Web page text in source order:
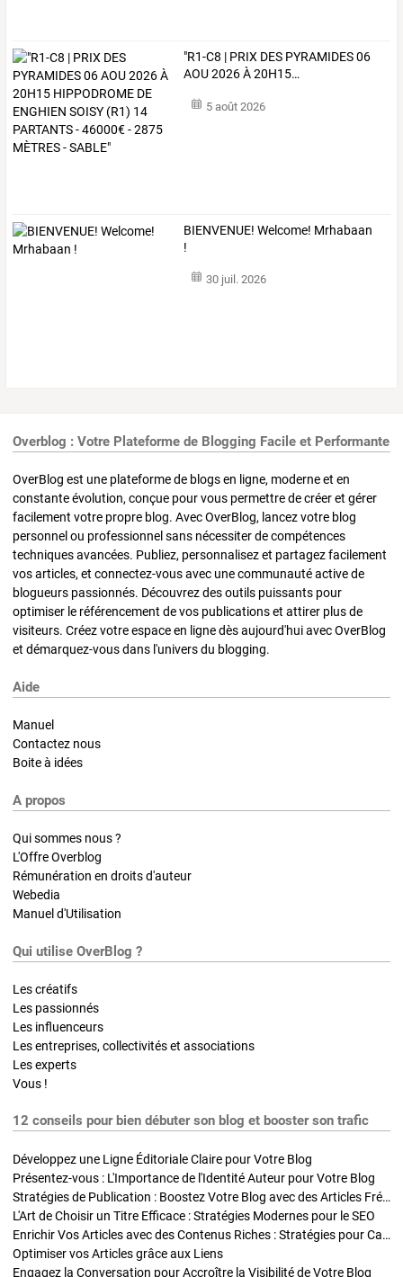
"R1-C8 | PRIX DES PYRAMIDES06
AOU2026À20H15…
5 août 2026
BIENVENUE! Welcome! Mrhabaan
!
30 juil. 2026
Overblog : Votre Plateforme de Blogging Facile et Performante
OverBlog est une plateforme de blogs en ligne, moderne et en
constante évolution, conçue pour vous permettre de créer et gérer
facilement votre propre blog. Avec OverBlog, lancez votre blog
personnel ou professionnel sans nécessiter de compétences
techniques avancées. Publiez, personnalisez et partagez facilement
vos articles, et connectez-vous avec une communauté active de
blogueurs passionnés. Découvrez des outils puissants pour
optimiser le référencement de vos publications et attirer plus de
visiteurs. Créez votre espace en ligne dès aujourd'hui avec OverBlog
et démarquez-vous dans l'univers du blogging.
Aide
Manuel
Contactez nous
Boite à idées
A propos
Qui sommes nous ?
L'Offre Overblog
Rémunération en droits d'auteur
Webedia
Manuel d'Utilisation
Qui utilise OverBlog ?
Les créatifs
Les passionnés
Les influenceurs
Les entreprises, collectivités et associations
Les experts
Vous !
12 conseils pour bien débuter son blog et booster son trafic
Développez une Ligne Éditoriale Claire pour Votre Blog
Présentez-vous : L'Importance de l'Identité Auteur pour Votre Blog
Stratégies de Publication : Boostez Votre Blog avec des Articles Fréquents et Exclusifs
L'Art de Choisir un Titre Efficace : Stratégies Modernes pour le SEO
Enrichir Vos Articles avec des Contenus Riches : Stratégies pour Captiver et Optimiser
Optimiser vos Articles grâce aux Liens
Engagez la Conversation pour Accroître la Visibilité de Votre Blog